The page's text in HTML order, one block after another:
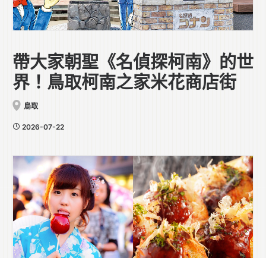
帶大家朝聖《名偵探柯南》的世
界！鳥取柯南之家米花商店街
鳥取
2026-07-22